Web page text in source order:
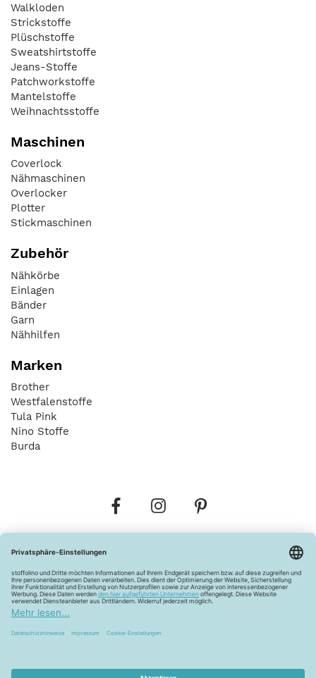
Walkloden
Strickstoffe
Plüschstoffe
Sweatshirtstoffe
Jeans-Stoffe
Patchworkstoffe
Mantelstoffe
Weihnachtsstoffe
Maschinen
Coverlock
Nähmaschinen
Overlocker
Plotter
Stickmaschinen
Zubehör
Nähkörbe
Einlagen
Bänder
Garn
Nähhilfen
Marken
Brother
Westfalenstoffe
Tula Pink
Nino Stoffe
Burda
Widerrufsbelehrung Vertrag widerrufen
Barrierefreiheitserklärung
Pflegehinweise